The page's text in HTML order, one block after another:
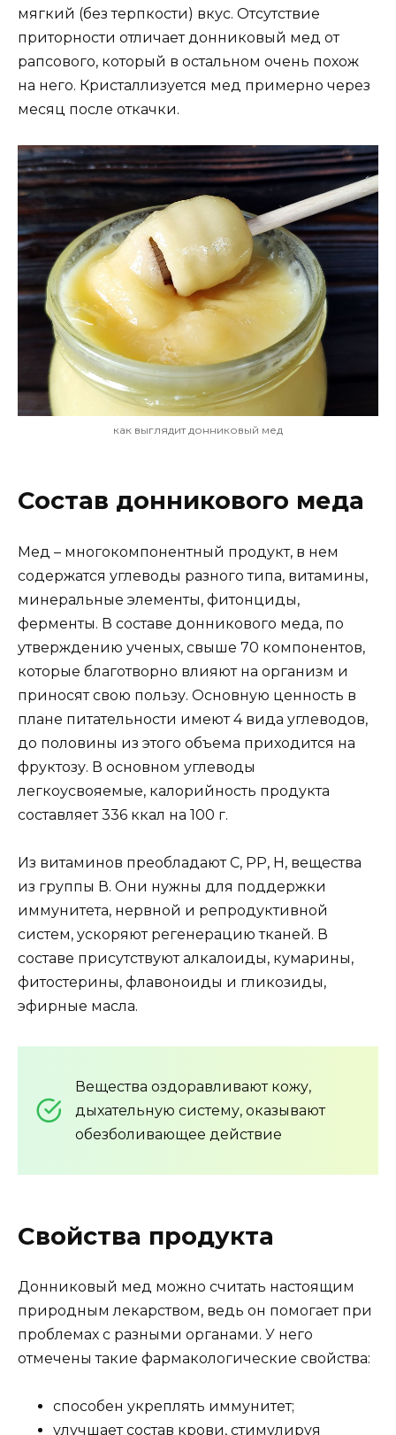
мягкий (без терпкости) вкус. Отсутствие
приторности отличает донниковый мед от
рапсового, который в остальном очень похож
на него. Кристаллизуется мед примерно через
месяц после откачки.
как выглядит донниковый мед
Состав донникового меда
Мед – многокомпонентный продукт, в нем
содержатся углеводы разного типа, витамины,
минеральные элементы, фитонциды,
ферменты. В составе донникового меда, по
утверждению ученых, свыше 70 компонентов,
которые благотворно влияют на организм и
приносят свою пользу. Основную ценность в
плане питательности имеют 4 вида углеводов,
до половины из этого объема приходится на
фруктозу. В основном углеводы
легкоусвояемые, калорийность продукта
составляет 336 ккал на 100 г.
Из витаминов преобладают С, РР, Н, вещества
из группы В. Они нужны для поддержки
иммунитета, нервной и репродуктивной
систем, ускоряют регенерацию тканей. В
составе присутствуют алкалоиды, кумарины,
фитостерины, флавоноиды и гликозиды,
эфирные масла.
Вещества оздоравливают кожу,
дыхательную систему, оказывают
обезболивающее действие
Свойства продукта
Донниковый мед можно считать настоящим
природным лекарством, ведь он помогает при
проблемах с разными органами. У него
отмечены такие фармакологические свойства:
способен укреплять иммунитет;
улучшает состав крови, стимулируя